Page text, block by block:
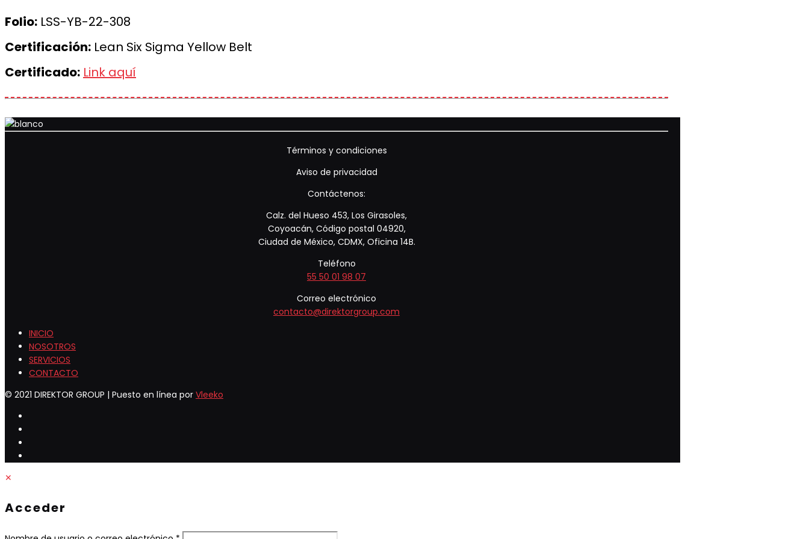
Folio: LSS-YB-22-308
Certificación: Lean Six Sigma Yellow Belt
Certificado: Link aquí
Términos y condiciones
Aviso de privacidad
Contáctenos:
Calz. del Hueso 453, Los Girasoles,
Coyoacán, Código postal 04920,
Ciudad de México, CDMX, Oficina 14B.
Teléfono
55 50 01 98 07
Correo electrónico
contacto@direktorgroup.com
INICIO
NOSOTROS
SERVICIOS
CONTACTO
© 2021 DIREKTOR GROUP | Puesto en línea por Vleeko
✕
Acceder